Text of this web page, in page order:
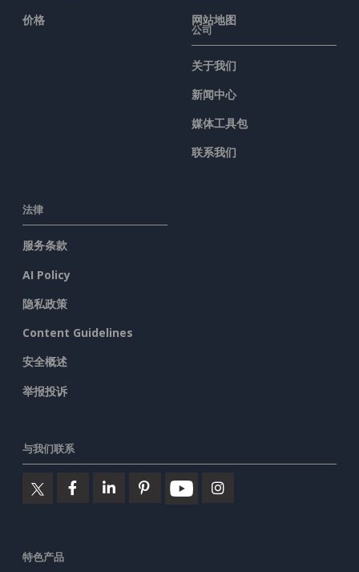
价格
网站地图
公司
关于我们
新闻中心
媒体工具包
联系我们
法律
服务条款
AI Policy
隐私政策
Content Guidelines
安全概述
举报投诉
与我们联系
特色产品